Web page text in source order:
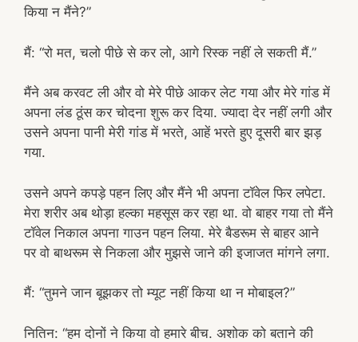
किया न मैंने?”
मैं: “रो मत, चलो पीछे से कर लो, आगे रिस्क नहीं ले सकती मैं.”
मैंने अब करवट ली और वो मेरे पीछे आकर लेट गया और मेरे गांड में
अपना लंड ठूंस कर चोदना शुरू कर दिया. ज्यादा देर नहीं लगी और
उसने अपना पानी मेरी गांड में भरते, आहें भरते हुए दूसरी बार झड़
गया.
उसने अपने कपड़े पहन लिए और मैंने भी अपना टॉवेल फिर लपेटा.
मेरा शरीर अब थोड़ा हल्का महसूस कर रहा था. वो बाहर गया तो मैंने
टॉवेल निकाल अपना गाउन पहन लिया. मेरे बैडरूम से बाहर आने
पर वो बाथरूम से निकला और मुझसे जाने की इजाजत मांगने लगा.
मैं: “तुमने जान बूझकर तो म्यूट नहीं किया था न मोबाइल?”
नितिन: “हम दोनों ने किया वो हमारे बीच. अशोक को बताने की